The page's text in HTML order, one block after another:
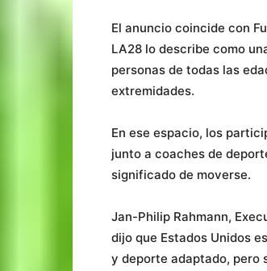
El anuncio coincide con
LA28 lo describe como
personas de todas las
extremidades.
En ese espacio, los
junto a coaches de
significado de moverse.
Jan-Philip Rahmann,
dijo que Estados Unidos
y deporte adaptado, pero